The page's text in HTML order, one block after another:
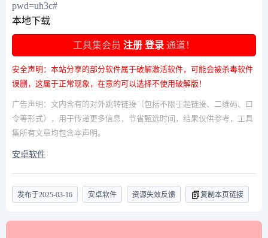
pwd=uh3c#
本地下载
工具集会员 注册 登录 通道！
安全声明：本站分享的部分软件属于破解激活软件，可能会被杀毒软件
误删，这属于正常现象，在意的可以选择不使用破解版！
广告声明：文内含有的对外跳转链接（包括不限于超链接、二维码、口
令等形式），用于传递更多信息，节省甄选时间，结果仅供参考，工具
集所有文章均包含本声明。
安卓软件
发布于2025-03-16 安卓软件 资源失效反馈 复制本页链接